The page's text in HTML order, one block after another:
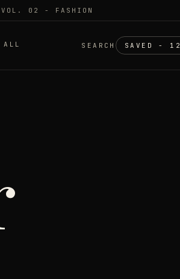
VOL. 02 - FASHION
ALL SEARCH SAVED - 12